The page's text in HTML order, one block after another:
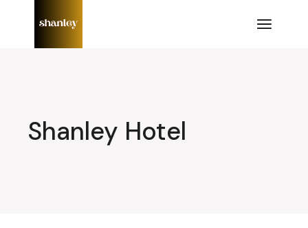
Shanley Hotel